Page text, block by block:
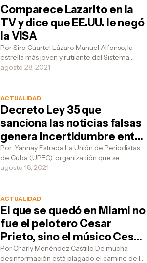
Comparece Lazarito en la
TV y dice que EE.UU. le negó
la VISA
Por Siro Cuartel Lázaro Manuel Alfonso, la
estrella más joven y rutilante del Sistema
Informativo de la Televisión Cubana, y quien
agosto 28, 2021
ACTUALIDAD
Decreto Ley 35 que
sanciona las noticias falsas
genera incertidumbre entre
periodistas del régimen
Por Yannay Estrada La Unión de Periodistas
de Cuba (UPEC), organización que se
encarga de aglutinar a los periodistas del
agosto 18, 2021
ACTUALIDAD
El que se quedó en Miami no
fue el pelotero Cesar
Prieto, sino el músico Cesar
Pedroso, Pupy
Por Charly Menéndez Castillo De mucha
desinformación está plagado el camino de la